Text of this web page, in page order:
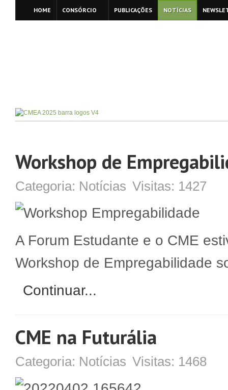
HOME CONSÓRCIO PUBLICAÇÕES NOTÍCIAS
Workshop de
Categoria: Notícias Visitas: 1427
A Forum Estudante e o CME
Workshop de Empregabilidade
Continuar...
CME na Futurália
Categoria: Notícias Visitas: 1468